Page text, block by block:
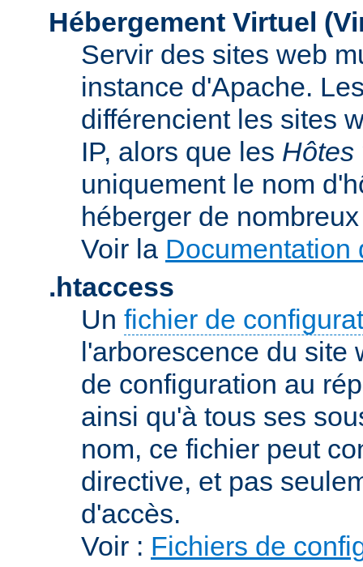
Hébergement Virtuel
Servir des sites web
instance d'Apache.
différencient les sites
IP, alors que les Hôtes
uniquement le nom
héberger de
Voir la Documentation
.htaccess
Un fichier de
l'arborescence du
de configuration au
ainsi qu'à tous ses
nom, ce fichier peut
directive, et pas
d'accès.
Voir : Fichiers de